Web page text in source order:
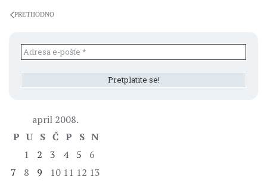
PRETHODNO
april 2008.
P U S Č P S N
1
2 3 4 5
6
7
8 9 10 11 12 13